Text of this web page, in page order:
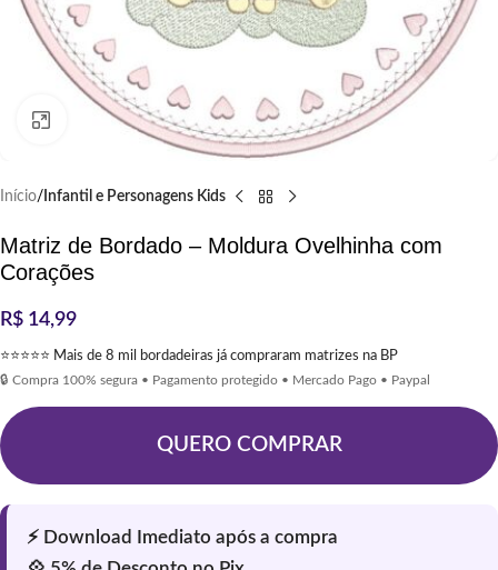
Clique para ampliar
Início Infantil e Personagens Kids
Matriz de Bordado – Moldura Ovelhinha com
Corações
R$ 14,99
⭐⭐⭐⭐⭐ Mais de 8 mil bordadeiras já compraram matrizes na BP
🔒 Compra 100% segura • Pagamento protegido • Mercado Pago • Paypal
QUERO COMPRAR